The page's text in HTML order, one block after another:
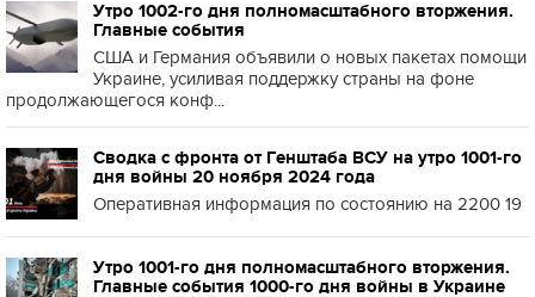
Утро 1002-го дня полномасштабного вторжения.
Главные события
США и Германия объявили о новых пакетах помощи
Украине, усиливая поддержку страны на фоне
продолжающегося конф...
Сводка с фронта от Генштаба ВСУ на утро 1001-го
дня войны 20 ноября 2024 года
Оперативная информация по состоянию на 2200 19
Утро 1001-го дня полномасштабного вторжения.
Главные события 1000-го дня войны в Украине